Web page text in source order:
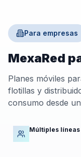
Para empresas
MexaRed
Planes móviles
flotillas y
consumo desde
Múltiples líneas